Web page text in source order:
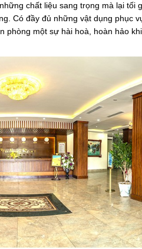
chất liệu sang trọng mà lại tối
Có đầy đủ những vật dụng phục
phòng một sự hài hoà, hoàn hảo